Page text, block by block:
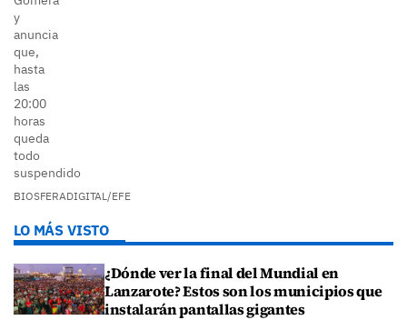
y
anuncia
que,
hasta
las
20:00
horas
queda
todo
suspendido
BIOSFERADIGITAL/EFE
LO MÁS VISTO
¿Dónde ver la final del Mundial en
Lanzarote? Estos son los municipios que
instalarán pantallas gigantes